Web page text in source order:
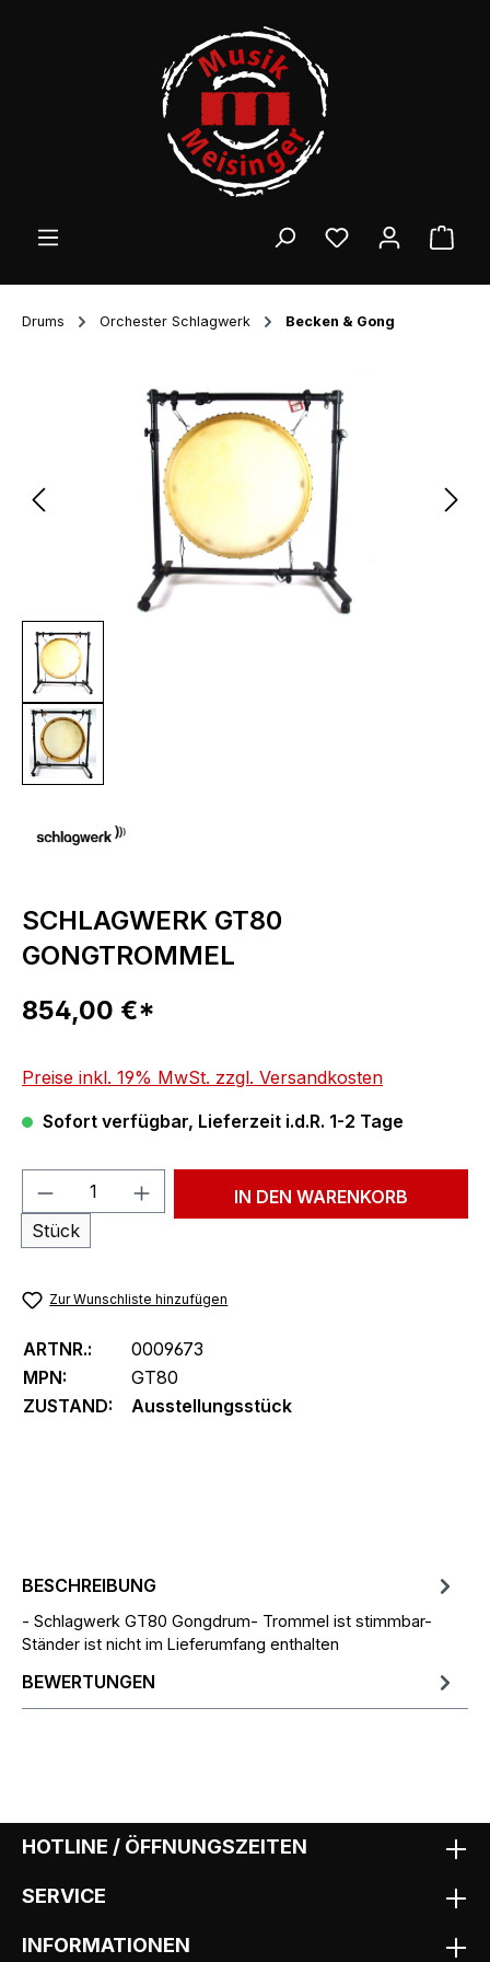
Drums Orchester Schlagwerk Becken & Gong
Bildergalerie überspringen
SCHLAGWERK GT80
GONGTROMMEL
Regulärer Preis:
854,00 €*
Preise inkl. 19% MwSt. zzgl. Versandkosten
Sofort verfügbar, Lieferzeit i.d.R. 1-2 Tage
Produkt Anzahl: Gib den
Stück
IN DEN WARENKORB
Zur Wunschliste hinzufügen
ARTNR.:
0009673
MPN:
GT80
ZUSTAND:
Ausstellungsstück
BESCHREIBUNG
- Schlagwerk GT80 Gongdrum- Trommel ist stimmbar-
Ständer ist nicht im Lieferumfang enthalten
BEWERTUNGEN
HOTLINE / ÖFFNUNGSZEITEN
SERVICE
INFORMATIONEN